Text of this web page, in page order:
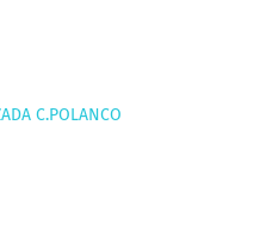
C.POLANCO